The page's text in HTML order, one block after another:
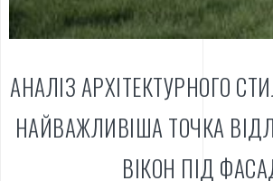
АНАЛІЗ АРХІТЕКТУРНОГО
НАЙВАЖЛИВІША ТОЧКА
ВІКОН ПІД